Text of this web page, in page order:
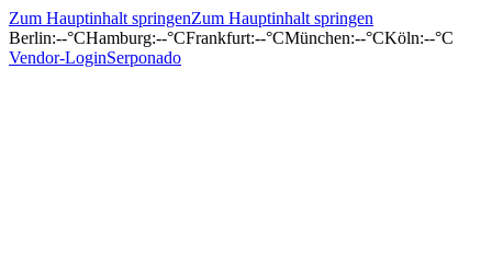
Zum Hauptinhalt springenZum Hauptinhalt springen
Berlin:--°CHamburg:--°CFrankfurt:--°CMünchen:--°CKöln:--°C
Vendor-LoginSerponado